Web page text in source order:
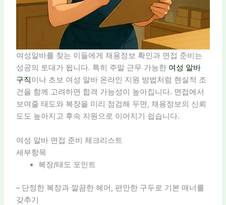
여성알바를 찾는 이들에게 채용정보 확인과 면접 준비는
성공의 토대가 됩니다. 특히 주말 근무 가능한 여성 알바
구직이나 초보 여성 알바 온라인 지원 방법처럼 현실적 조
건을 함께 고려하면 합격 가능성이 높아집니다. 면접에서
보여줄 태도와 복장을 미리 점검해 두면, 채용정보의 신뢰
도도 높아지고 후속 지원으로 이어지기 쉽습니다.
여성 알바 면접 준비 체크리스트
세부항목
복장/태도 포인트
– 단정한 복장과 깔끔한 헤어, 편안한 구두로 기본 매너를
갖추기